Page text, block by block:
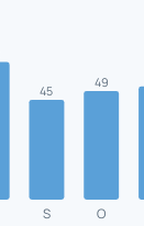
S
45
O
49